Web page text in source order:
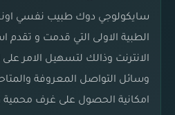
سايكولوجي دوك طبيب نفسي
الطبية الاولى التي قدمت و
الانترنت وذالك لتسهيل الامر
وسائل التواصل المعروفة
امكانية الحصول على غرف